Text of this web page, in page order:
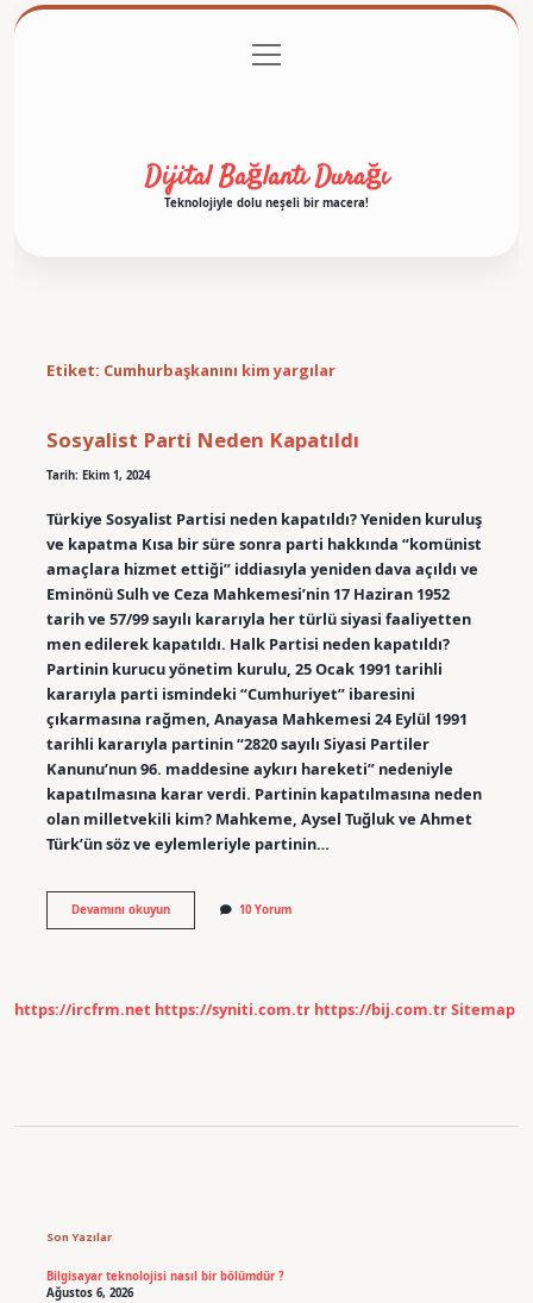
Gizlilik Politikası
menüyü
aç
Dijital Bağlantı Durağı
Teknolojiyle dolu neşeli bir macera!
Etiket: Cumhurbaşkanını kim yargılar
Sosyalist Parti Neden Kapatıldı
Tarih: Ekim 1, 2024
Türkiye Sosyalist Partisi neden kapatıldı? Yeniden kuruluş
ve kapatma Kısa bir süre sonra parti hakkında “komünist
amaçlara hizmet ettiği” iddiasıyla yeniden dava açıldı ve
Eminönü Sulh ve Ceza Mahkemesi’nin 17 Haziran 1952
tarih ve 57/99 sayılı kararıyla her türlü siyasi faaliyetten
men edilerek kapatıldı. Halk Partisi neden kapatıldı?
Partinin kurucu yönetim kurulu, 25 Ocak 1991 tarihli
kararıyla parti ismindeki “Cumhuriyet” ibaresini
çıkarmasına rağmen, Anayasa Mahkemesi 24 Eylül 1991
tarihli kararıyla partinin “2820 sayılı Siyasi Partiler
Kanunu’nun 96. maddesine aykırı hareketi” nedeniyle
kapatılmasına karar verdi. Partinin kapatılmasına neden
olan milletvekili kim? Mahkeme, Aysel Tuğluk ve Ahmet
Türk’ün söz ve eylemleriyle partinin…
Devamını okuyunSosyalist
Parti
10 Yorum
https://ircfrm.net https://syniti.com.tr https://bij.com.trSitemap
Son Yazılar
Bilgisayar teknolojisi nasıl bir bölümdür ?
Ağustos 6, 2026